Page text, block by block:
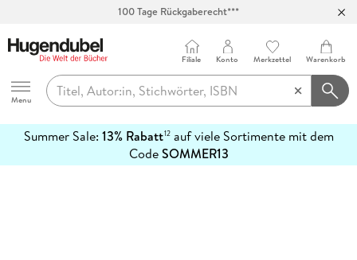
100 Tage Rückgaberecht***
Hugendubel
Menu
Filiale Konto Merkzettel Warenkorb
Summer Sale: 13% Rabatt12auf viele Sortimente mit dem
CodeSOMMER13
erfahren